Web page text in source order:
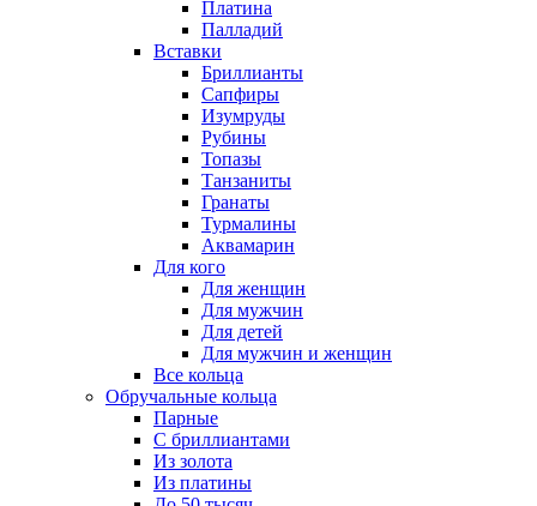
Платина
Палладий
Вставки
Бриллианты
Сапфиры
Изумруды
Рубины
Топазы
Танзаниты
Гранаты
Турмалины
Аквамарин
Для кого
Для женщин
Для мужчин
Для детей
Для мужчин и женщин
Все кольца
Обручальные кольца
Парные
С бриллиантами
Из золота
Из платины